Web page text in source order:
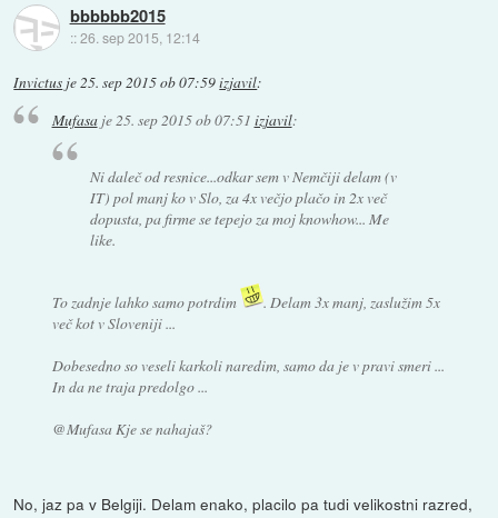
bbbbbb2015
::26. sep 2015, 12:14
Invictus je25. sep 2015 ob 07:59izjavil:
Mufasaje 25. sep 2015 ob 07:51 izjavil:
Ni daleč od resnice...odkar sem v Nemčiji delam (v
IT) pol manj ko v Slo, za 4x večjo plačo in 2x več
dopusta, pa firme se tepejo za moj knowhow... Me
like.
To zadnje lahko samo potrdim
. Delam 3x manj, zaslužim 5x
več kot v Sloveniji ...
Dobesedno so veseli karkoli naredim, samo da je v pravi smeri ...
In da ne traja predolgo ...
@Mufasa Kje se nahajaš?
No, jaz pa v Belgiji. Delam enako, placilo pa tudi velikostni razred,